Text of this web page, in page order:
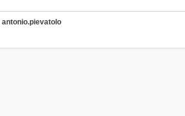
antonio.pievatolo